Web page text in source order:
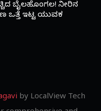
ಬೈಲಹೊಂಗಲ! ನೀರಿನ
ಒತ್ತೆ ಇಟ್ಟ ಯುವಕ
by LocalView Tech